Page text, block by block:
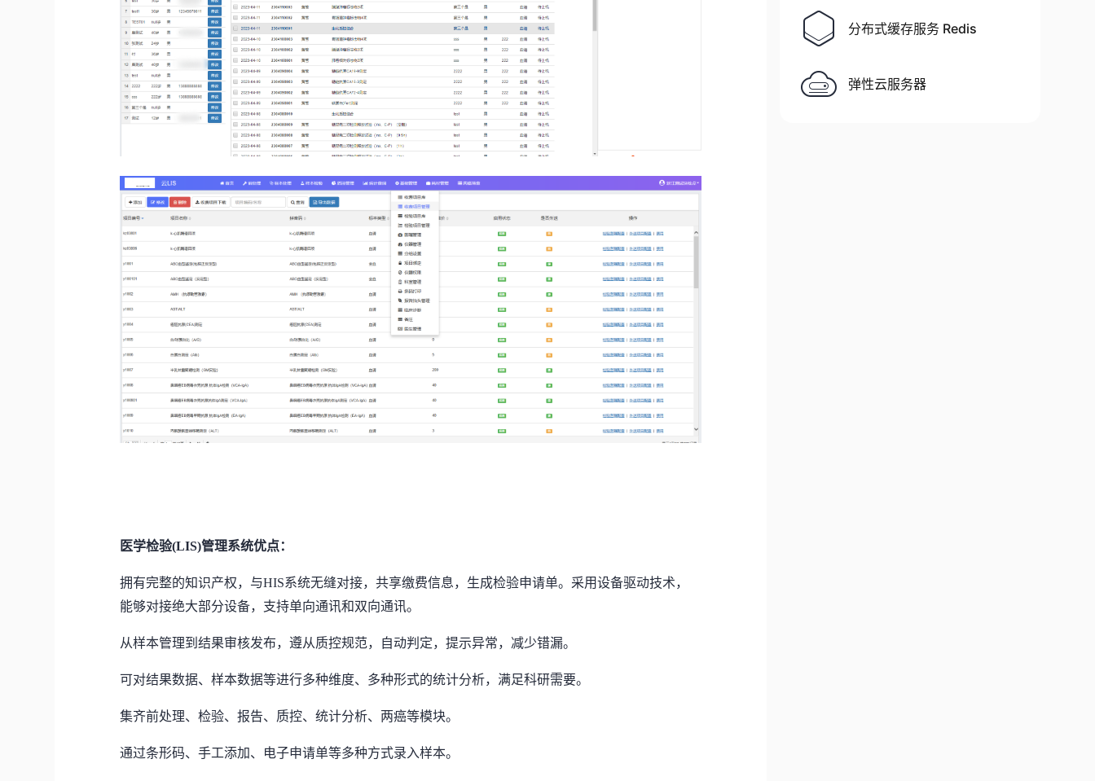
医学检验(LIS)管理系统优点：
拥有完整的知识产权，与HIS系统无缝对接，共享缴费信息，生成检验申请单。采用设备驱动技术，
能够对接绝大部分设备，支持单向通讯和双向通讯。
从样本管理到结果审核发布，遵从质控规范，自动判定，提示异常，减少错漏。
可对结果数据、样本数据等进行多种维度、多种形式的统计分析，满足科研需要。
集齐前处理、检验、报告、质控、统计分析、两癌等模块。
通过条形码、手工添加、电子申请单等多种方式录入样本。
分布式缓存服务 Redis
弹性云服务器